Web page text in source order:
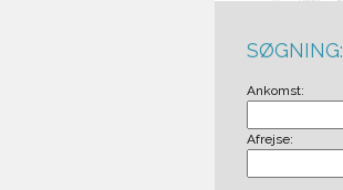
SØGNING:
Ankomst:
Afrejse: